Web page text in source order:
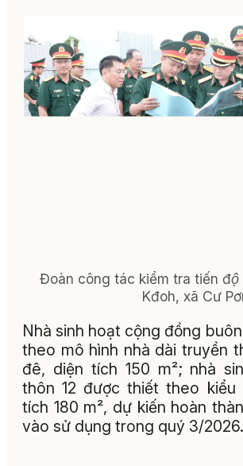
Đoàn công tác kiểm tra tiến
Kđoh, xã Cư
Nhà sinh hoạt cộng đồng
theo mô hình nhà dài truyền
đê, diện tích 150 m²; nhà
thôn 12 được thiết theo
tích 180 m², dự kiến hoàn
vào sử dụng trong quý 3/2026.